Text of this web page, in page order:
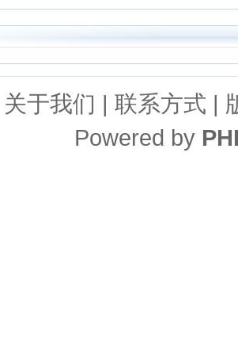
关于我们 | 联系方式 |
Powered by